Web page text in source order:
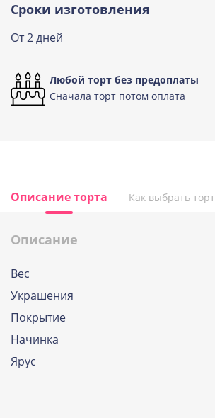
Сроки изготовления
От 2 дней
Любой торт без предоплаты
Сначала торт потом оплата
Описание торта Как выбрать торт
Описание
Вес
Украшения
Покрытие
Начинка
Ярус